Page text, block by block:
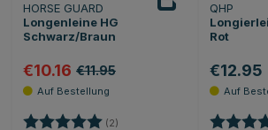
HORSE GUARD
Longenleine HG
Schwarz/Braun
€10.16 €11.95
Bewertung: (2)
QHP
Rot
€12.95